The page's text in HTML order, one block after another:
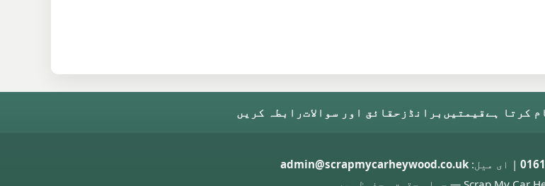
کرتا ہےقیمتیں برانڈز حقائق اور سوالاترابطہ کریں
| ای میل:admin@scrapmycarheywood.co.uk